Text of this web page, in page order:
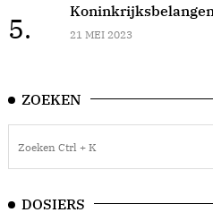
5. 21 MEI 2023
ZOEKEN
DOSIERS